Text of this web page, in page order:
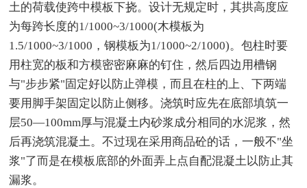
土的荷载使跨中模板下挠。设计无规定时，其拱高度应
为每跨长度的1/1000~3/1000(木模板为
1.5/1000~3/1000，钢模板为1/1000~2/1000)。包柱时要
用柱宽的板和方模密密麻麻的钉住，然后四边用槽钢
与"步步紧"固定好以防止弹模，而且在柱的上、下两端
要用脚手架固定以防止侧移。浇筑时应先在底部填筑一
层50—100mm厚与混凝土内砂浆成分相同的水泥浆，然
后再浇筑混凝土。不过现在采用商品砼的话，一般不"坐
浆"了而是在模板底部的外面弄上点自配混凝土以防止其
漏浆。